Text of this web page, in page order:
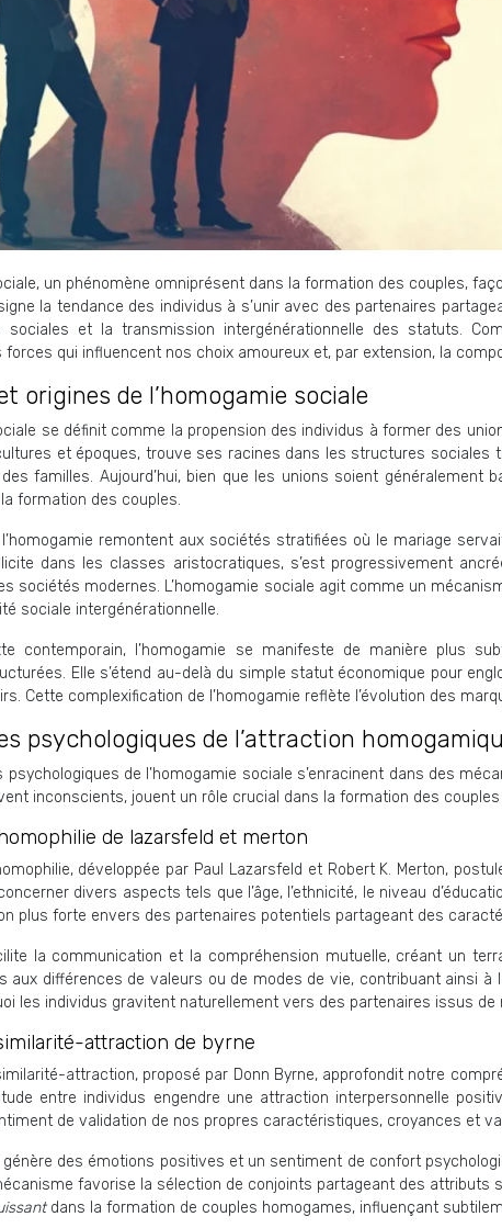
un phénomène omniprésent dans la formation des couples,
la tendance des individus à s’unir avec des partenaires
sociales et la transmission intergénérationnelle des statuts.
forces qui influencent nos choix amoureux et, par extension, la
origines de l’homogamie sociale
se définit comme la propension des individus à former des
et époques, trouve ses racines dans les structures
familles. Aujourd’hui, bien que les unions soient
formation des couples.
remontent aux sociétés stratifiées où le mariage
dans les classes aristocratiques, s’est progressivement
sociétés modernes. L’homogamie sociale agit comme un
sociale intergénérationnelle.
contemporain, l’homogamie se manifeste de manière plus
Elle s’étend au-delà du simple statut économique pour
Cette complexification de l’homogamie reflète l’évolution des
psychologiques de l’attraction
psychologiques de l’homogamie sociale s’enracinent dans des
inconscients, jouent un rôle crucial dans la formation des
de lazarsfeld et merton
développée par Paul Lazarsfeld et Robert K. Merton,
divers aspects tels que l’âge, l’ethnicité, le niveau
plus forte envers des partenaires potentiels partageant des
la communication et la compréhension mutuelle, créant un
aux différences de valeurs ou de modes de vie, contribuant ainsi
les individus gravitent naturellement vers des partenaires issus
attraction de byrne
attraction, proposé par Donn Byrne, approfondit notre
entre individus engendre une attraction interpersonnelle
de validation de nos propres caractéristiques, croyances et
des émotions positives et un sentiment de confort
favorise la sélection de conjoints partageant des
dans la formation de couples homogames, influençant